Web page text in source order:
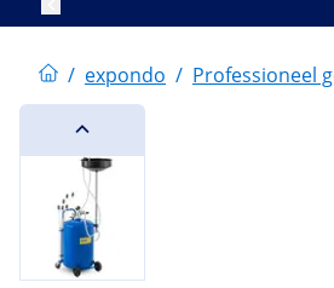
/ expondo / Professioneel